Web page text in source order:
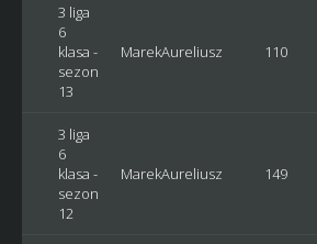
3 liga
6
klasa -
sezon
13
MarekAureliusz 110
3 liga
6
klasa -
sezon
12
MarekAureliusz 149